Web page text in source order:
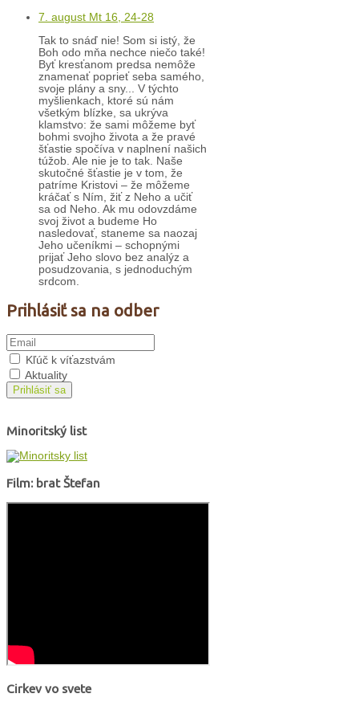
7. august Mt 16, 24-28
Tak to snáď nie! Som si istý, že
Boh odo mňa nechce niečo také!
Byť kresťanom predsa nemôže
znamenať poprieť seba samého,
svoje plány a sny... V týchto
myšlienkach, ktoré sú nám
všetkým blízke, sa ukrýva
klamstvo: že sami môžeme byť
bohmi svojho života a že pravé
šťastie spočíva v naplnení našich
túžob. Ale nie je to tak. Naše
skutočné šťastie je v tom, že
patríme Kristovi – že môžeme
kráčať s Ním, žiť z Neho a učiť
sa od Neho. Ak mu odovzdáme
svoj život a budeme Ho
nasledovať, staneme sa naozaj
Jeho učeníkmi – schopnými
prijať Jeho slovo bez analýz a
posudzovania, s jednoduchým
srdcom.
Prihlásiť sa na odber
Kľúč k víťazstvám
Aktuality
Prihlásiť sa
Minoritský list
Film: brat Štefan
Cirkev vo svete